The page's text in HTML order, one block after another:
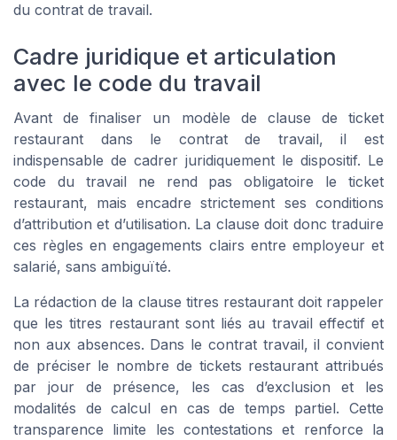
du contrat de travail.
Cadre juridique et articulation
avec le code du travail
Avant de finaliser un modèle de clause de ticket
restaurant dans le contrat de travail, il est
indispensable de cadrer juridiquement le dispositif. Le
code du travail ne rend pas obligatoire le ticket
restaurant, mais encadre strictement ses conditions
d’attribution et d’utilisation. La clause doit donc traduire
ces règles en engagements clairs entre employeur et
salarié, sans ambiguïté.
La rédaction de la clause titres restaurant doit rappeler
que les titres restaurant sont liés au travail effectif et
non aux absences. Dans le contrat travail, il convient
de préciser le nombre de tickets restaurant attribués
par jour de présence, les cas d’exclusion et les
modalités de calcul en cas de temps partiel. Cette
transparence limite les contestations et renforce la